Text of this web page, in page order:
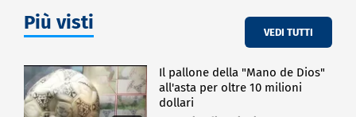
Più visti VEDI TUTTI
Il pallone della "Mano de Dios"
all'asta per oltre 10 milioni
dollari